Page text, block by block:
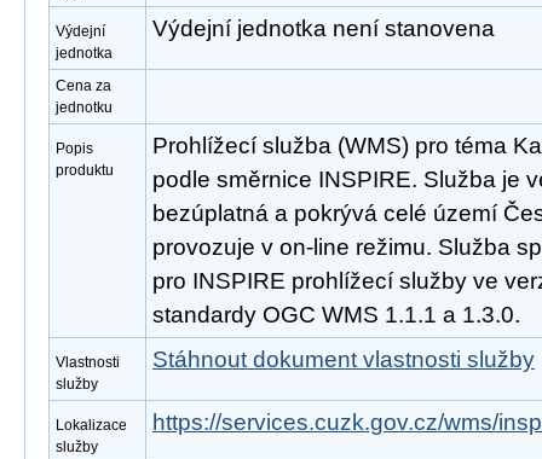
Výdejní
jednotka
Výdejní jednotka není stanovena
Cena za
jednotku
Popis
produktu
Prohlížecí služba (WMS) pro téma
podle směrnice INSPIRE. Služba je
bezúplatná a pokrývá celé území
provozuje v on-line režimu. Služba
pro INSPIRE prohlížecí služby ve
standardy OGC WMS 1.1.1 a 1.3.0.
Vlastnosti
služby
Stáhnout dokument vlastnosti služby
Lokalizace
služby
https://services.cuzk.gov.cz/wms/